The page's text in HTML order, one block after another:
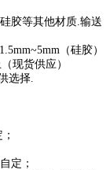
胶等其他材质.输送
（硅胶）
现货供应）
选择.
定；